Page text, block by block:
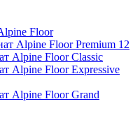
Floor
Alpine Floor Premium 12
Alpine Floor Classic
Alpine Floor Expressive
Alpine Floor Grand